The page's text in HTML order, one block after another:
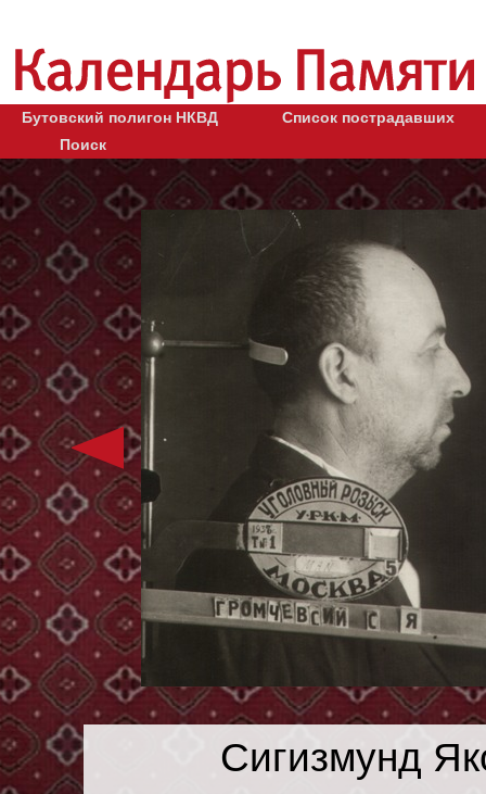
Бутовский полигон НКВД
Список пострадавших
Поиск
Сигизмунд